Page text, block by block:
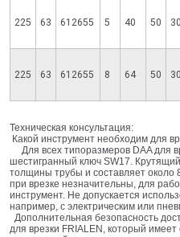
225 63 612655 5 40 50 30
225 63 612655 8 64 50 30
Техническая консультация:
Какой инструмент необходим для
Для всех типоразмеров DAA для
шестигранный ключ SW17.
толщины трубы и составляет
при врезке незначительны, для
инструмент. Не допускается
например, с электрическим или
Дополнительная безопасность
для врезки FRIALEN, который